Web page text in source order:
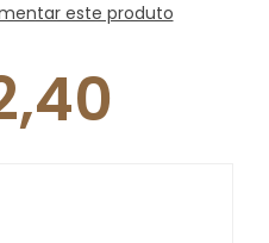
este produto